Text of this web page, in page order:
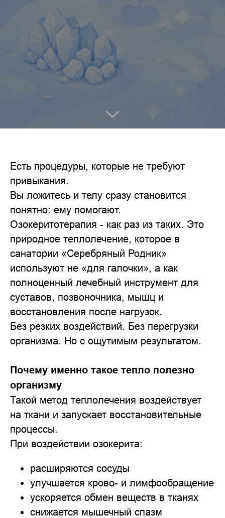
Есть процедуры, которые не требуют
привыкания.
Вы ложитесь и телу сразу становится
понятно: ему помогают.
Озокеритотерапия - как раз из таких. Это
природное теплолечение, которое в
санатории «Серебряный Родник»
используют не «для галочки», а как
полноценный лечебный инструмент для
суставов, позвоночника, мышц и
восстановления после нагрузок.
Без резких воздействий. Без перегрузки
организма. Но с ощутимым результатом.
Почему именно такое тепло полезно
организму
Такой метод теплолечения воздействует
на ткани и запускает восстановительные
процессы.
При воздействии озокерита:
расширяются сосуды
улучшается крово- и лимфообращение
ускоряется обмен веществ в тканях
снижается мышечный спазм